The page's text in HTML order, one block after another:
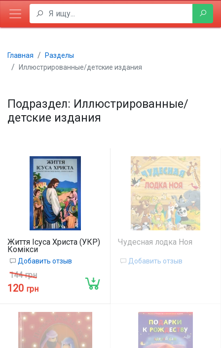
Главная
Разделы
Иллюстрированные/детские издания
Подраздел: Иллюстрированные/
детские издания
Життя Iсуса Христа (УКР)
Комікси
Добавить отзыв
144 грн
120 грн
Чудесная лодка Ноя
Добавить отзыв